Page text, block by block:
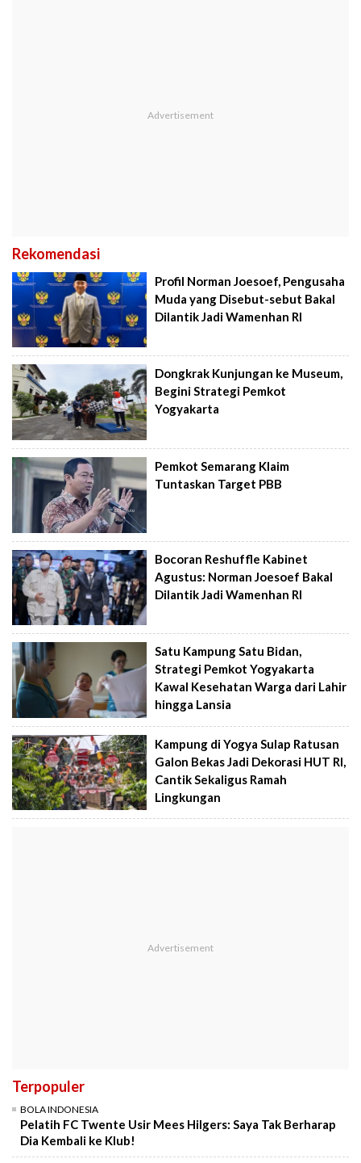
Rekomendasi
Profil Norman Joesoef, Pengusaha
Muda yang Disebut-sebut Bakal
Dilantik Jadi Wamenhan RI
Dongkrak Kunjungan ke Museum,
Begini Strategi Pemkot
Yogyakarta
Pemkot Semarang Klaim
Tuntaskan Target PBB
Bocoran Reshuffle Kabinet
Agustus: Norman Joesoef Bakal
Dilantik Jadi Wamenhan RI
Satu Kampung Satu Bidan,
Strategi Pemkot Yogyakarta
Kawal Kesehatan Warga dari Lahir
hingga Lansia
Kampung di Yogya Sulap Ratusan
Galon Bekas Jadi Dekorasi HUT RI,
Cantik Sekaligus Ramah
Lingkungan
Terpopuler
BOLA INDONESIA
Pelatih FC Twente Usir Mees Hilgers: Saya Tak Berharap
Dia Kembali ke Klub!